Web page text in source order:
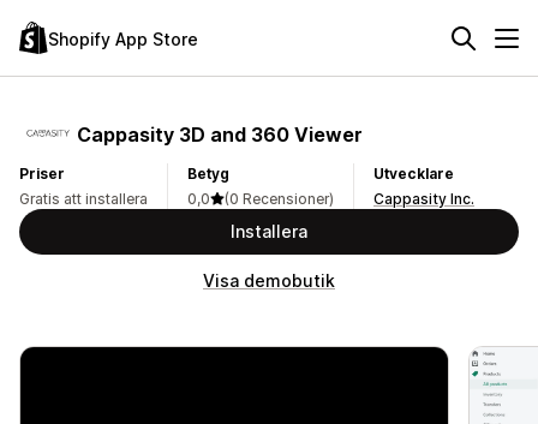
Shopify App Store
Cappasity 3D and 360 Viewer
Priser
Gratis att installera
Betyg
0,0
(0 Recensioner)
Utvecklare
Cappasity Inc.
Installera
Visa demobutik